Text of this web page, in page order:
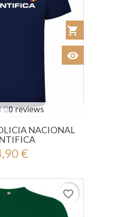
0 reviews
NACIONAL
€
shopping_cart
visibility
favorite_border